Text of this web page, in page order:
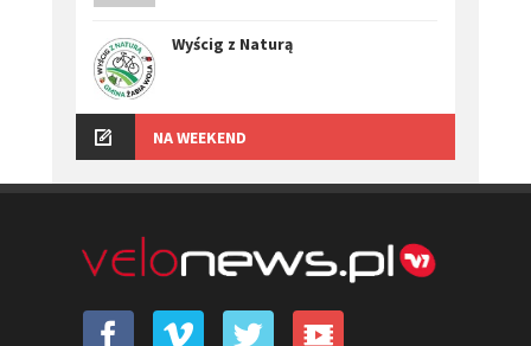
Wyścig z Naturą
NA WEEKEND